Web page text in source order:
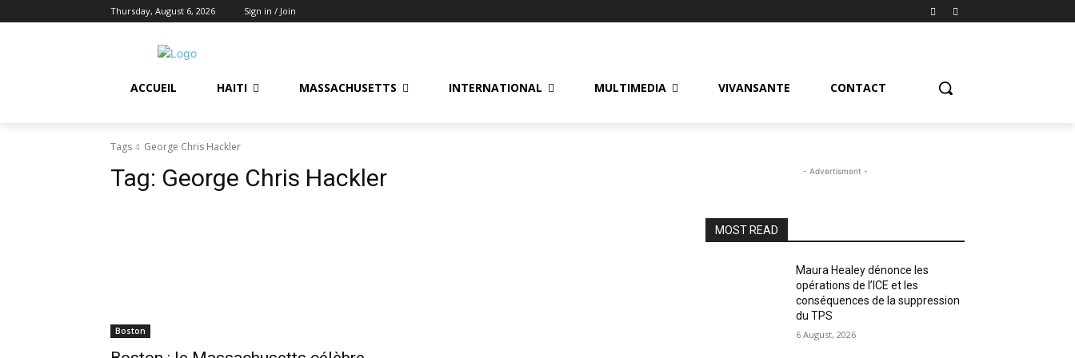
Thursday, August 6, 2026 Sign in / Join
ACCUEIL HAITI MASSACHUSETTS INTERNATIONAL MULTIMEDIA VIVANSANTE CONTACT
Tags George Chris Hackler
Tag: George Chris Hackler
Boston
- Advertisment -
MOST READ
Maura Healey dénonce les
opérations de l’ICE et les
conséquences de la suppression
du TPS
6 August, 2026